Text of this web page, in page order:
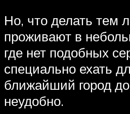
Но, что делать тем
проживают в
где нет подобных
специально ехать
ближайший город
неудобно.